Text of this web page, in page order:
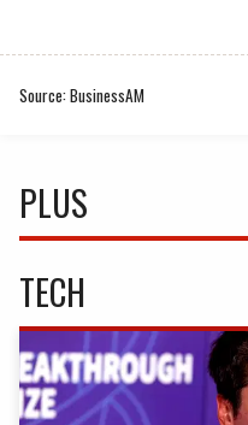
Source: BusinessAM
PLUS
TECH